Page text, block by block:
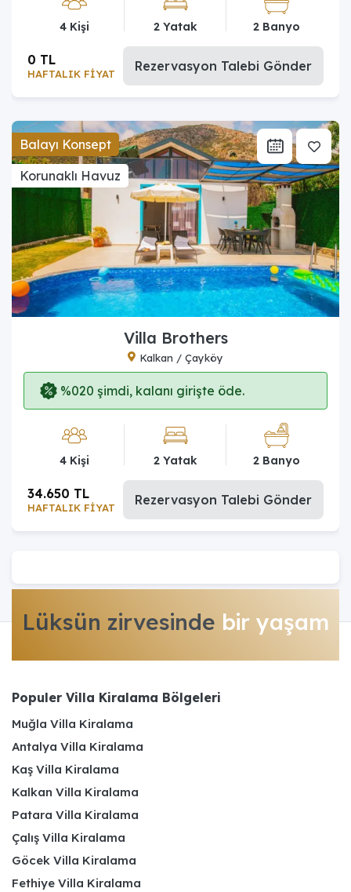
4 Kişi 2 Yatak 2 Banyo
HAFTALIK FİYAT
0 TL Rezervasyon Talebi Gönder
Balayı Konsept
Korunaklı Havuz
Villa Brothers
Kalkan / Çayköy
%020 şimdi, kalanı girişte öde.
4 Kişi 2 Yatak 2 Banyo
HAFTALIK FİYAT
34.650 TL Rezervasyon Talebi Gönder
Lüksün zirvesinde bir yaşam
Populer Villa Kiralama Bölgeleri
Muğla Villa Kiralama
Antalya Villa Kiralama
Kaş Villa Kiralama
Kalkan Villa Kiralama
Patara Villa Kiralama
Çalış Villa Kiralama
Göcek Villa Kiralama
Fethiye Villa Kiralama